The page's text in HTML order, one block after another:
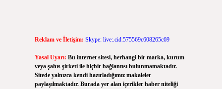
Reklam ve İletişim: Skype: live:.cid.575569c608265c69
Yasal Uyarı: Bu internet sitesi, herhangi bir marka, kurum
veya şahıs şirketi ile hiçbir bağlantısı bulunmamaktadır.
Sitede yalnızca kendi hazırladığımız makaleler
paylaşılmaktadır. Burada yer alan içerikler haber niteliği